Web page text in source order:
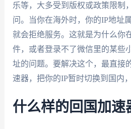
乐等，大多受到版权或政策限制
问。当你在海外时，你的IP地址
就会拒绝服务。这就是为什么你
件，或者登录不了微信里的某
址的问题。要解决这个，最直接
速器，把你的IP暂时切换到国内
什么样的回国加速